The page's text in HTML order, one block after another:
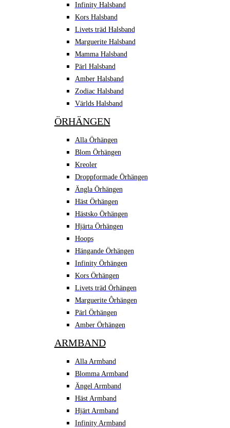
Infinity Halsband
Kors Halsband
Livets träd Halsband
Marguerite Halsband
Mamma Halsband
Pärl Halsband
Amber Halsband
Zodiac Halsband
Världs Halsband
ÖRHÄNGEN
Alla Örhängen
Blom Örhängen
Kreoler
Droppformade Örhängen
Ängla Örhängen
Häst Örhängen
Hästsko Örhängen
Hjärta Örhängen
Hoops
Hängande Örhängen
Infinity Örhängen
Kors Örhängen
Livets träd Örhängen
Marguerite Ôrhängen
Pärl Örhängen
Amber Örhängen
ARMBAND
Alla Armband
Blomma Armband
Ängel Armband
Häst Armband
Hjärt Armband
Infinity Armband